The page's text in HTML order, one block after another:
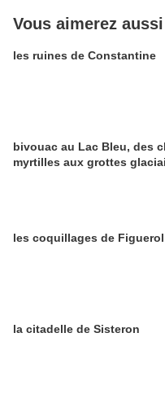
Vous aimerez aussi
les ruines de Constantine
bivouac au Lac Bleu, des
myrtilles aux grottes
les coquillages de
la citadelle de Sisteron